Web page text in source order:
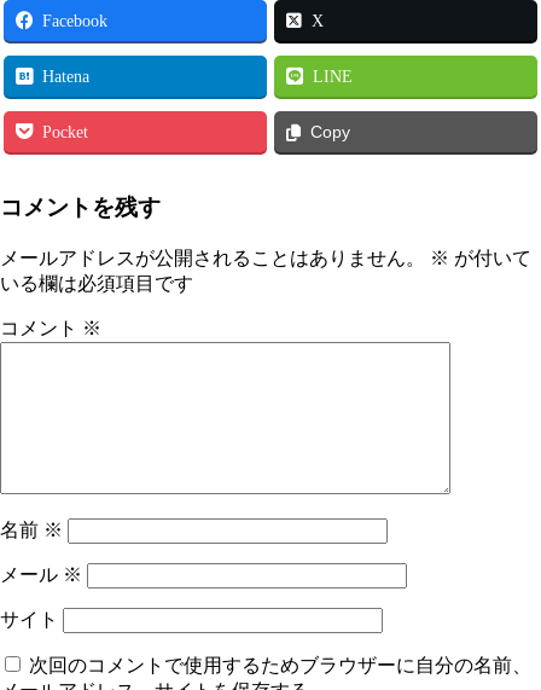
Facebook X
Hatena LINE
Pocket Copy
コメントを残す
メールアドレスが公開されることはありません。 ※ が付いて
いる欄は必須項目です
コメント ※
名前 ※
メール ※
サイト
次回のコメントで使用するためブラウザーに自分の名前、